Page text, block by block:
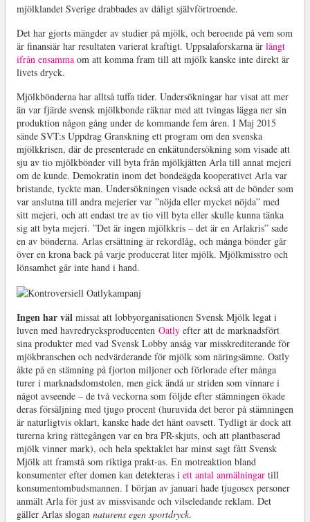
mjölklandet Sverige drabbades av dåligt självförtroende.
Det har gjorts mängder av studier på mjölk, och beroende på vem som
är finansiär har resultaten varierat kraftigt. Uppsalaforskarna är långt
ifrån ensammaom att komma fram till att mjölk kanske inte direkt är
livets dryck.
Mjölkbönderna har alltså tuffa tider. Undersökningar har visat att mer
än var fjärde svensk mjölkbonde räknar med att tvingas lägga ner sin
produktion någon gång under de kommande fem åren. I Maj 2015
sände SVT:s Uppdrag Granskning ett program om den svenska
mjölkkrisen, där de presenterade en enkätundersökning som visade att
sju av tio mjölkbönder vill byta från mjölkjätten Arla till annat mejeri
om de kunde. Demokratin inom det bondeägda kooperativet Arla var
bristande, tyckte man. Undersökningen visade också att de bönder som
var anslutna till andra mejerier var ”nöjda eller mycket nöjda” med
sitt mejeri, och att endast tre av tio vill byta eller skulle kunna tänka
sig att byta mejeri. ”Det är ingen mjölkkris – det är en Arlakris” sade
en av bönderna. Arlas ersättning är rekordlåg, och många bönder går
över en krona back på varje producerat liter mjölk. Mjölkmisstro och
lönsamhet går inte hand i hand.
Ingen har väl missat att lobbyorganisationen Svensk Mjölk legat i
luven med havredrycksproducenten Oatlyefter att de marknadsfört
sina produkter med vad Svensk Lobby ansåg var misskrediterande för
mjökbranschen och nedvärderande för mjölk som näringsämne. Oatly
åkte på en stämning på fjorton miljoner och förlorade efter många
turer i marknadsdomstolen, men gick ändå ur striden som vinnare i
något avseende – de två veckorna som följde efter stämningen ökade
deras försäljning med tjugo procent (huruvida det beror på stämningen
är naturligtvis oklart, kanske hade det hänt oavsett. Tydligt är dock att
turerna kring rättegången var en bra PR-skjuts, och att plantbaserad
mjölk vinner mark), och hela spektaklet har minst sagt fått Svensk
Mjölk att framstå som riktiga prakt-as. En motreaktion bland
konsumenter efter domen kan detekteras i ett antal anmälningartill
konsumentombudsmannen. I början av januari hade tjugosex personer
anmält Arla för just av missvisande och vilseledande reklam. Det
gäller Arlas slogan naturens egen sportdryck.